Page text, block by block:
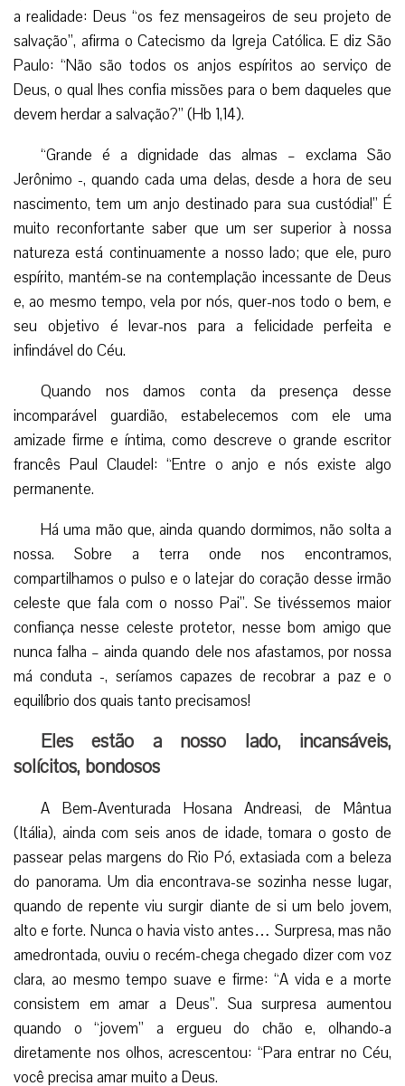
a realidade: Deus “os fez mensageiros de seu projeto de
salvação”, afirma o Catecismo da Igreja Católica. E diz São
Paulo: “Não são todos os anjos espíritos ao serviço de
Deus, o qual lhes confia missões para o bem daqueles que
devem herdar a salvação?” (Hb 1,14).
“Grande é a dignidade das almas – exclama São
Jerônimo -, quando cada uma delas, desde a hora de seu
nascimento, tem um anjo destinado para sua custódia!” É
muito reconfortante saber que um ser superior à nossa
natureza está continuamente a nosso lado; que ele, puro
espírito, mantém-se na contemplação incessante de Deus
e, ao mesmo tempo, vela por nós, quer-nos todo o bem, e
seu objetivo é levar-nos para a felicidade perfeita e
infindável do Céu.
Quando nos damos conta da presença desse
incomparável guardião, estabelecemos com ele uma
amizade firme e íntima, como descreve o grande escritor
francês Paul Claudel: “Entre o anjo e nós existe algo
permanente.
Há uma mão que, ainda quando dormimos, não solta a
nossa. Sobre a terra onde nos encontramos,
compartilhamos o pulso e o latejar do coração desse irmão
celeste que fala com o nosso Pai”. Se tivéssemos maior
confiança nesse celeste protetor, nesse bom amigo que
nunca falha – ainda quando dele nos afastamos, por nossa
má conduta -, seríamos capazes de recobrar a paz e o
equilíbrio dos quais tanto precisamos!
Eles estão a nosso lado, incansáveis,
solícitos, bondosos
A Bem-Aventurada Hosana Andreasi, de Mântua
(Itália), ainda com seis anos de idade, tomara o gosto de
passear pelas margens do Rio Pó, extasiada com a beleza
do panorama. Um dia encontrava-se sozinha nesse lugar,
quando de repente viu surgir diante de si um belo jovem,
alto e forte. Nunca o havia visto antes… Surpresa, mas não
amedrontada, ouviu o recém-chega chegado dizer com voz
clara, ao mesmo tempo suave e firme: “A vida e a morte
consistem em amar a Deus”. Sua surpresa aumentou
quando o “jovem” a ergueu do chão e, olhando-a
diretamente nos olhos, acrescentou: “Para entrar no Céu,
você precisa amar muito a Deus.